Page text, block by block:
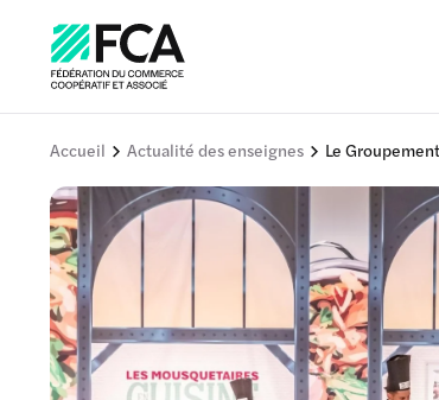
Accueil Actualité des enseignes Le